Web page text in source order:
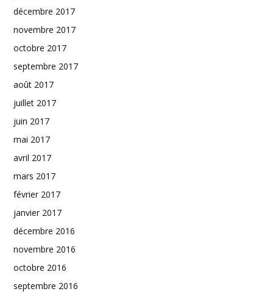
décembre 2017
novembre 2017
octobre 2017
septembre 2017
août 2017
juillet 2017
juin 2017
mai 2017
avril 2017
mars 2017
février 2017
janvier 2017
décembre 2016
novembre 2016
octobre 2016
septembre 2016